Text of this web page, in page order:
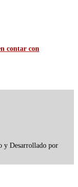
contar con
y Desarrollado por